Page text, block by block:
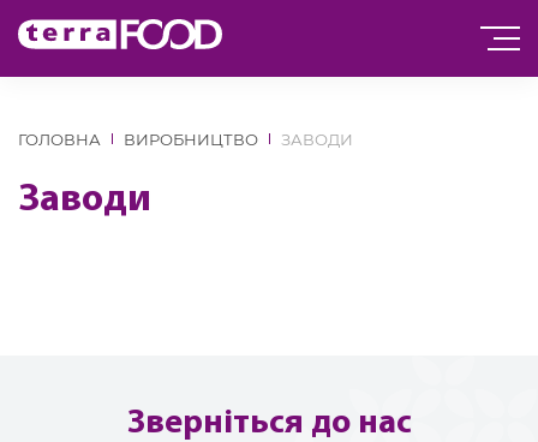
ГОЛОВНА ВИРОБНИЦТВО ЗАВОДИ
Заводи
Зверніться до нас